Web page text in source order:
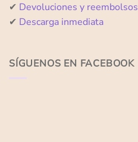
✔ Devoluciones y reembolsos
✔ Descarga inmediata
SÍGUENOS EN FACEBOOK